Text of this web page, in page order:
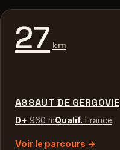
27 km
ASSAUT DE GERGOVIE
D+ 960 mQualif. France
Voir le parcours →